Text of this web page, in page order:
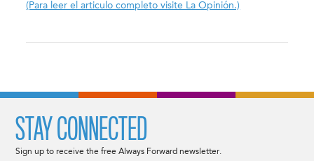
(Para leer el articulo completo visite La Opinión.)
STAY CONNECTED
Sign up to receive the free Always Forward newsletter.